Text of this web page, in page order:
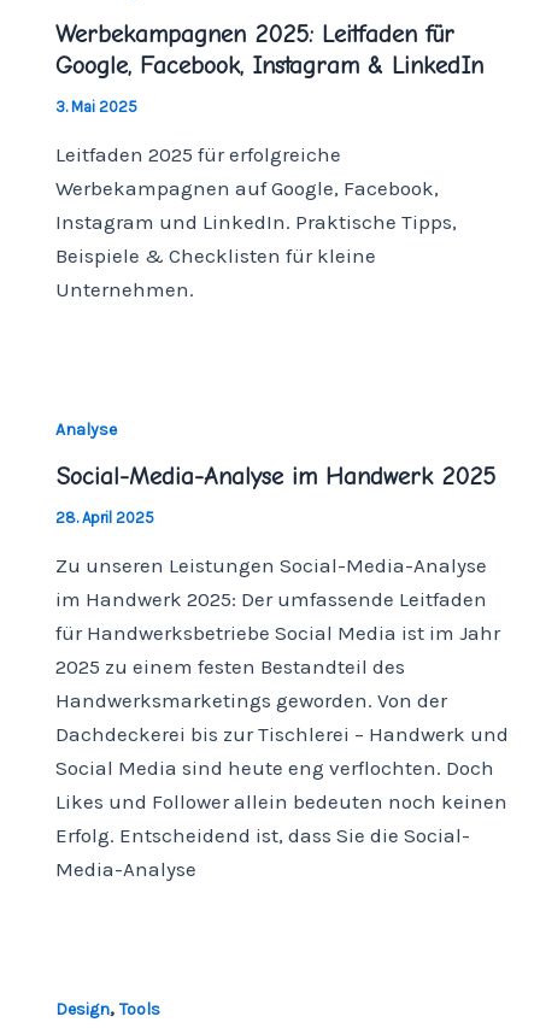
Werbekampagnen 2025: Leitfaden für
Google, Facebook, Instagram & LinkedIn
3. Mai 2025
Leitfaden 2025 für erfolgreiche
Werbekampagnen auf Google, Facebook,
Instagram und LinkedIn. Praktische Tipps,
Beispiele & Checklisten für kleine
Unternehmen.
Analyse
Social-Media-Analyse im Handwerk 2025
28. April 2025
Zu unseren Leistungen Social-Media-Analyse
im Handwerk 2025: Der umfassende Leitfaden
für Handwerksbetriebe Social Media ist im Jahr
2025 zu einem festen Bestandteil des
Handwerksmarketings geworden. Von der
Dachdeckerei bis zur Tischlerei – Handwerk und
Social Media sind heute eng verflochten. Doch
Likes und Follower allein bedeuten noch keinen
Erfolg. Entscheidend ist, dass Sie die Social-
Media-Analyse
Design, Tools